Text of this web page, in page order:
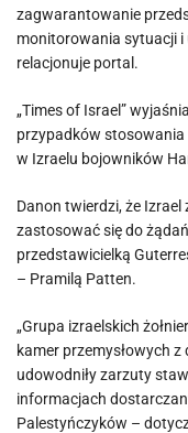
zagwarantowanie
monitorowania sytuacji i
relacjonuje portal.
„Times of Israel”
przypadków stosowania
w Izraelu bojowników
Danon twierdzi, że Izrael
zastosować się do
przedstawicielką
– Pramilą Patten.
„Grupa izraelskich
kamer przemysłowych
udowodniły zarzuty
informacjach
Palestyńczyków –